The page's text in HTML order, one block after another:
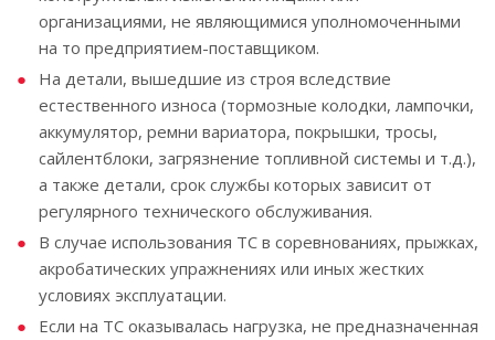
организациями, не являющимися уполномоченными
на то предприятием-поставщиком.
На детали, вышедшие из строя вследствие
естественного износа (тормозные колодки, лампочки,
аккумулятор, ремни вариатора, покрышки, тросы,
сайлентблоки, загрязнение топливной системы и т.д.),
а также детали, срок службы которых зависит от
регулярного технического обслуживания.
В случае использования ТС в соревнованиях, прыжках,
акробатических упражнениях или иных жестких
условиях эксплуатации.
Если на ТС оказывалась нагрузка, не предназначенная